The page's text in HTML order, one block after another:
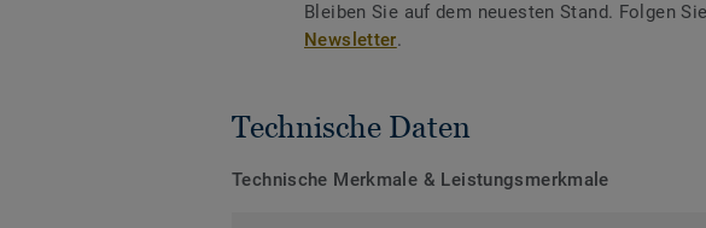
Bleiben Sie auf dem neuesten Stand. Folgen
Newsletter.
Technische Daten
Technische Merkmale & Leistungsmerkmale